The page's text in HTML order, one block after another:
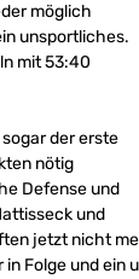
möglich
unsportliches.
mit 53:40
der erste
nötig
Defense und
und
jetzt nicht
Folge und